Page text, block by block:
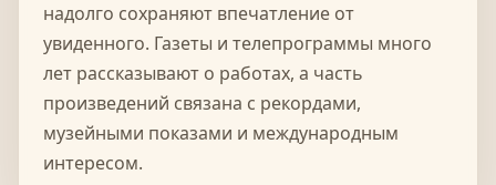
надолго сохраняют впечатление от
увиденного. Газеты и телепрограммы много
лет рассказывают о работах, а часть
произведений связана с рекордами,
музейными показами и международным
интересом.